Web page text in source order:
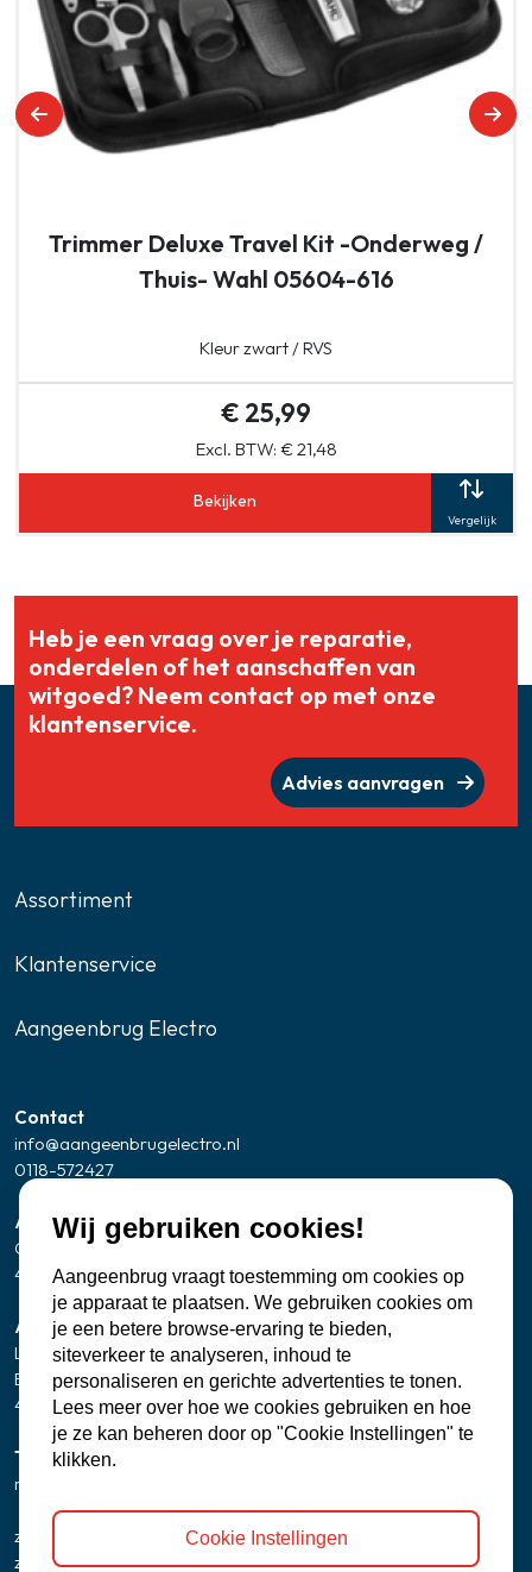
Trimmer Deluxe Travel Kit -Onderweg /
Thuis- Wahl 05604-616
Kleur zwart / RVS
€ 25,99
Excl. BTW: € 21,48
Bekijken
Vergelijk
Heb je een vraag over je reparatie,
onderdelen of het aanschaffen van
witgoed? Neem contact op met onze
klantenservice.
Advies aanvragen
Assortiment
Klantenservice
Aangeenbrug Electro
Contact
info@aangeenbrugelectro.nl
0118-572427
Adresgegevens Showroom/kantoor
Oude Zandweg 24
4361 SK Westkapelle
Adresgegevens servicepunt Zierikzee
Let op: geen bezoekadres
Banjaartstraat 2 - 0005
4301 RR Zierikzee
Telefonisch bereikbaar
ma t/m vr
13:00 - 17:00 uur
zaterdag
9:30 uur - 15:00 uur
zondag
gesloten
Wij gebruiken cookies!
Aangeenbrug vraagt toestemming om cookies op
je apparaat te plaatsen. We gebruiken cookies om
je een betere browse-ervaring te bieden,
siteverkeer te analyseren, inhoud te
personaliseren en gerichte advertenties te tonen.
Lees meer over hoe we cookies gebruiken en hoe
je ze kan beheren door op "Cookie Instellingen" te
klikken.
Cookie Instellingen